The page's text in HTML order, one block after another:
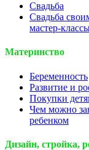
Свадьба
Свадьба
мастер-
Материнство
Беременность
Развитие и
Покупки
Чем можно
ребенком
Дизайн, стройка,